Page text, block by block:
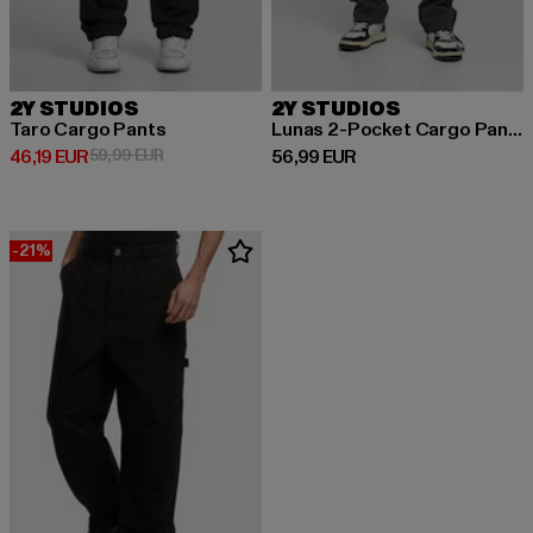
2Y STUDIOS
Taro Cargo Pants
46,19 EUR
Derzeitiger Preis: 46,19 EUR
59,99 EURAktionspreis: 59,99 EUR
2Y STUDIOS
Lunas 2-Pocket Cargo Pants
56,99 EUR
Derzeitiger Preis: 56,99 EUR
-21%